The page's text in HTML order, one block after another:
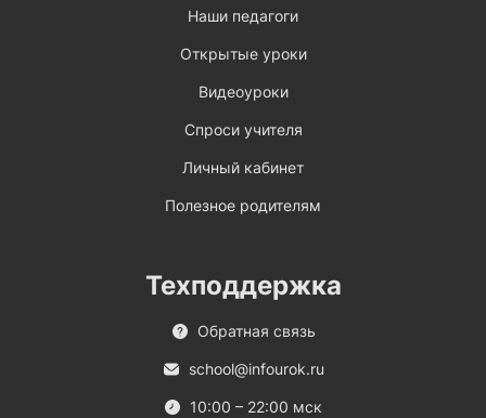
Наши педагоги
Открытые уроки
Видеоуроки
Спроси учителя
Личный кабинет
Полезное родителям
Техподдержка
Обратная связь
school@infourok.ru
10:00 – 22:00 мск